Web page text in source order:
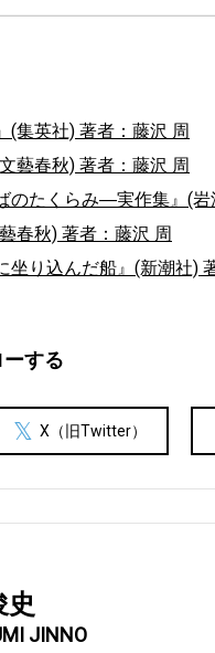
(集英社) 著者：藤沢 周
藝春秋) 著者：藤沢 周
のたくらみ―実作集』(
春秋) 著者：藤沢 周
坐り込んだ船』(新潮社)
ーする
X（旧Twitter）
史
JINNO